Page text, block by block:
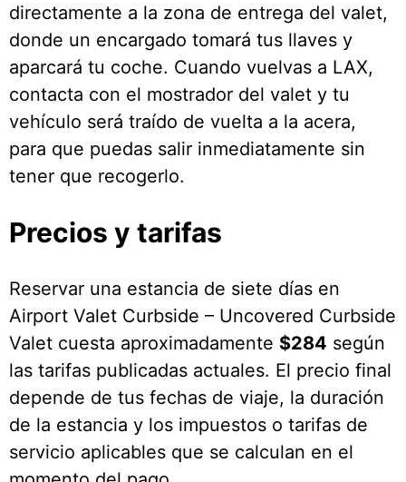
directamente a la zona de entrega del valet,
donde un encargado tomará tus llaves y
aparcará tu coche. Cuando vuelvas a LAX,
contacta con el mostrador del valet y tu
vehículo será traído de vuelta a la acera,
para que puedas salir inmediatamente sin
tener que recogerlo.
Precios y tarifas
Reservar una estancia de siete días en
Airport Valet Curbside – Uncovered Curbside
Valet cuesta aproximadamente $284 según
las tarifas publicadas actuales. El precio final
depende de tus fechas de viaje, la duración
de la estancia y los impuestos o tarifas de
servicio aplicables que se calculan en el